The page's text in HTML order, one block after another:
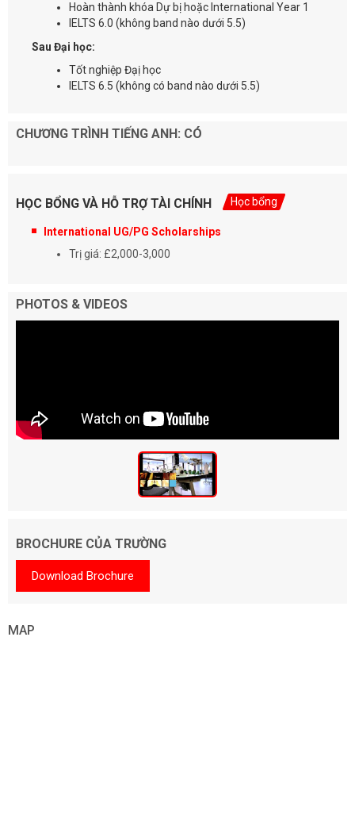
Hoàn thành khóa Dự bị hoặc International Year 1
IELTS 6.0 (không band nào dưới 5.5)
Sau Đại học:
Tốt nghiệp Đạị học
IELTS 6.5 (không có band nào dưới 5.5)
CHƯƠNG TRÌNH TIẾNG ANH: CÓ
HỌC BỔNG VÀ HỖ TRỢ TÀI CHÍNH Học bổng
International UG/PG Scholarships
Trị giá: £2,000-3,000
PHOTOS & VIDEOS
BROCHURE CỦA TRƯỜNG
Download Brochure
MAP